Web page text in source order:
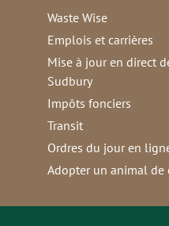
Waste Wise
Emplois et carrières
Mise à jour en direct
Sudbury
Impôts fonciers
Transit
Ordres du jour en
Adopter un animal de